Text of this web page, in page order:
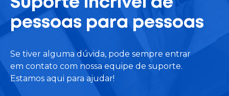
pessoas para pessoas
Se tiver alguma dúvida, pode sempre entrar
em contato com nossa equipe de suporte.
Estamos aqui para ajudar!